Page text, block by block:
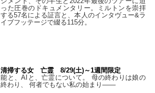
った圧巻のドキュメンタリー。ミルトンを崇拝
する57名による証言と、本人のインタヴュー&ラ
イブフッテージで綴る115分。
清掃する女 亡霊 8/29(土)～1週間限定
能と、AIと、亡霊について。 母の終わりは娘の
終わり、 何者でもない私の始まり――